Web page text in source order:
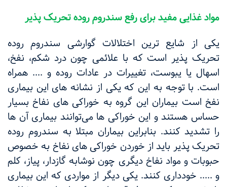
مواد غذایی مفید برای رفع سندروم روده تحریک پذیر
یکی از شایع ترین اختلالات گوارشی سندروم روده
تحریک پذیر است که با علائمی چون درد شکم، نفخ،
اسهال یا یبوست، تغییرات در عادات روده و .... همراه
است. با توجه به این که یکی از نشانه های این بیماری
نفخ است بیماران این گروه به خوراکی های نفاخ بسیار
حساس هستند و این خوراکی ها می‌توانند بیماری آن ها
را تشدید کنند. بنابراین بیماران مبتلا به سندروم روده
تحریک پذیر باید از خوردن خوراکی های نفاخ به خصوص
حبوبات و مواد نفاخ دیگری چون نوشابه گازدار، پیاز، کلم
و ..... خودداری کنند. یکی دیگر از مواردی که این بیماری